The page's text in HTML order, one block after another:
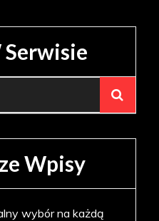
Serwisie
Wpisy
wybór na każdą